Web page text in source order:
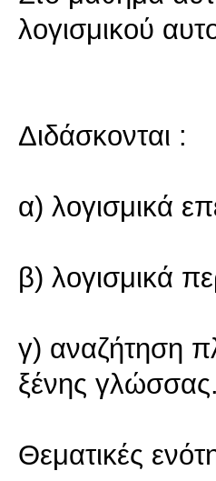
λογισμικού
Διδάσκονται :
α) λογισμικά
β) λογισμικά
γ) αναζήτηση
ξένης γλώσσας.
Θεματικές